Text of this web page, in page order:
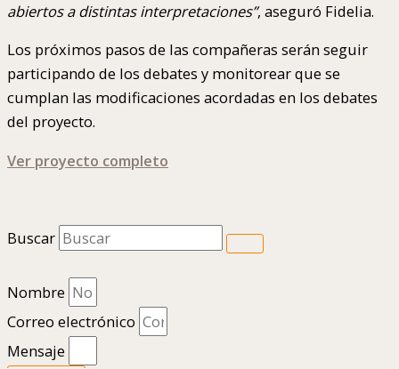
abiertos a distintas interpretaciones”, aseguró Fidelia.
Los próximos pasos de las compañeras serán seguir
participando de los debates y monitorear que se
cumplan las modificaciones acordadas en los debates
del proyecto.
Ver proyecto completo
Buscar
Nombre
Correo electrónico
Mensaje